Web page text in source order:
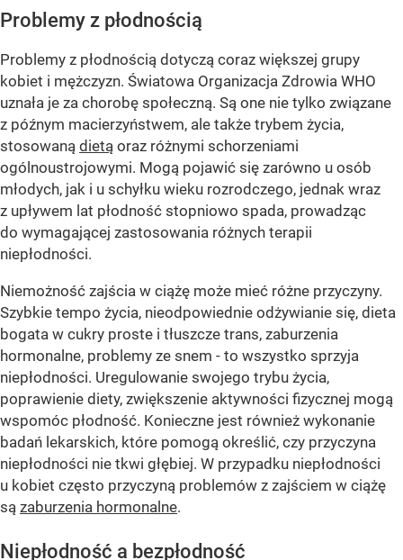
Problemy z płodnością
Problemy z płodnością dotyczą coraz większej grupy
kobiet i mężczyzn. Światowa Organizacja Zdrowia WHO
uznała je za chorobę społeczną. Są one nie tylko związane
z późnym macierzyństwem, ale także trybem życia,
stosowaną dietą oraz różnymi schorzeniami
ogólnoustrojowymi. Mogą pojawić się zarówno u osób
młodych, jak i u schyłku wieku rozrodczego, jednak wraz
z upływem lat płodność stopniowo spada, prowadząc
do wymagającej zastosowania różnych terapii
niepłodności.
Niemożność zajścia w ciążę może mieć różne przyczyny.
Szybkie tempo życia, nieodpowiednie odżywianie się, dieta
bogata w cukry proste i tłuszcze trans, zaburzenia
hormonalne, problemy ze snem - to wszystko sprzyja
niepłodności. Uregulowanie swojego trybu życia,
poprawienie diety, zwiększenie aktywności fizycznej mogą
wspomóc płodność. Konieczne jest również wykonanie
badań lekarskich, które pomogą określić, czy przyczyna
niepłodności nie tkwi głębiej. W przypadku niepłodności
u kobiet często przyczyną problemów z zajściem w ciążę
są zaburzenia hormonalne.
Niepłodność a bezpłodność